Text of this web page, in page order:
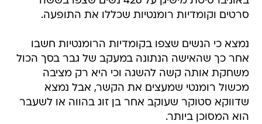
סרטים וקומדיות רומנטיות שכללו את התופעה.
נמצא כי הנשים שצפו בקומדיות הרומנטיות חשבו
אחר כך שהאישה הנתונה במעקב של גבר בסך הכול
משחקת אותה קשה להשגה וכי היא רק מציבה
מכשול רומנטי שמעצים את הקשר, אבל נמצא
שדווקא סטוקר שעוקב אחר בן זוג בהווה או לשעבר
הוא המסוכן ביותר.